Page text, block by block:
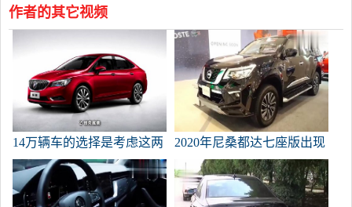
作者的其它视频
14万辆车的选择是考虑这两
辆车。颜值的实力还不错！
2020年尼桑都达七座版出现
在购物中心真正的升值